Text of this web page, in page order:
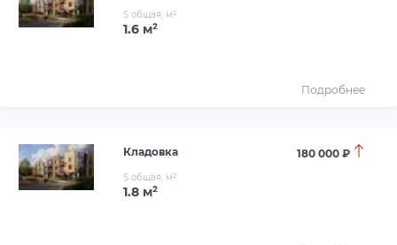
S общая, м²
1.6 м²
Подробнее
Кладовка 180 000 ₽
S общая, м²
1.8 м²